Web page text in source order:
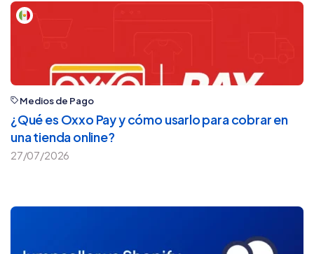
Medios de Pago
¿Qué es Oxxo Pay y cómo usarlo para cobrar en
una tienda online?
27/07/2026